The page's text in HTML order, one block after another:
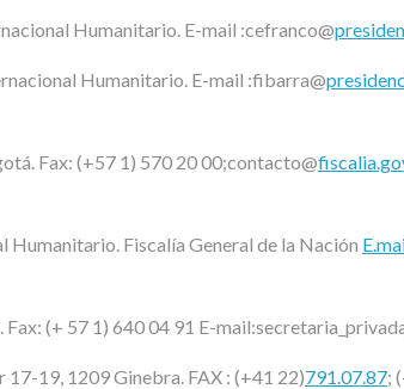
Humanitario. E-mail :cefranco@
Humanitario. E-mail :fibarra@
Fax: (+57 1) 570 20 00;contacto@
Humanitario. Fiscalía General de la Nación
(+ 57 1) 640 04 91 E-
17-19, 1209 Ginebra. FAX : (+41 22)791.07.87;